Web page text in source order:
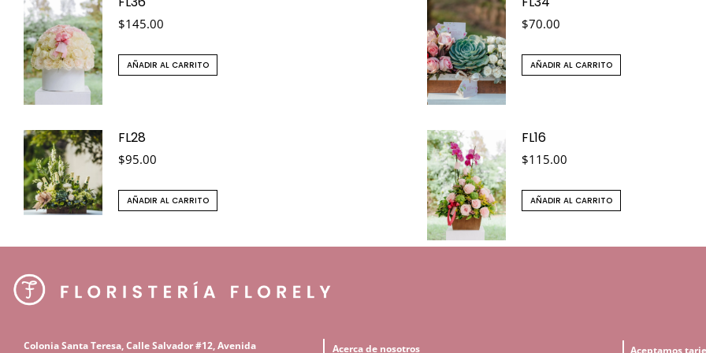
$145.00
AÑADIR AL CARRITO
$70.00
AÑADIR AL CARRITO
FL28
$95.00
AÑADIR AL CARRITO
FL16
$115.00
AÑADIR AL CARRITO
Colonia Santa Teresa, Calle Salvador #12,Avenida Acerca de nosotros Aceptamos